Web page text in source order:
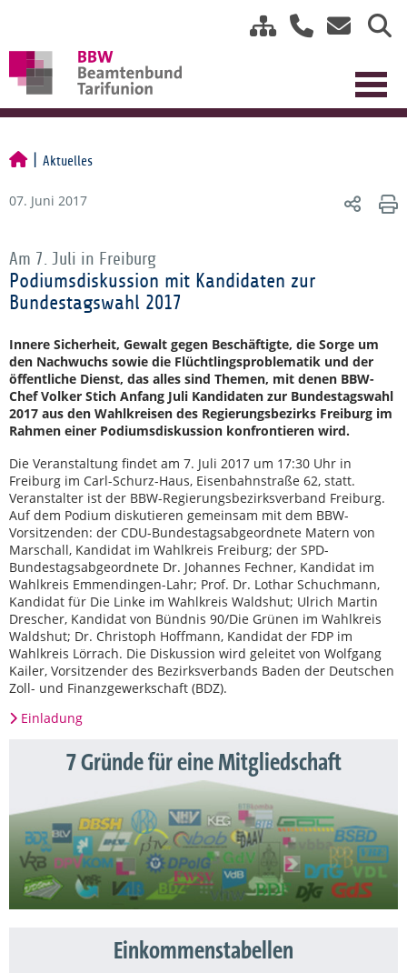
Aktuelles
07. Juni 2017
Am 7. Juli in Freiburg
Podiumsdiskussion mit Kandidaten zur
Bundestagswahl 2017
Innere Sicherheit, Gewalt gegen Beschäftigte, die Sorge um
den Nachwuchs sowie die Flüchtlingsproblematik und der
öffentliche Dienst, das alles sind Themen, mit denen BBW-
Chef Volker Stich Anfang Juli Kandidaten zur Bundestagswahl
2017 aus den Wahlkreisen des Regierungsbezirks Freiburg im
Rahmen einer Podiumsdiskussion konfrontieren wird.
Die Veranstaltung findet am 7. Juli 2017 um 17:30 Uhr in
Freiburg im Carl-Schurz-Haus, Eisenbahnstraße 62, statt.
Veranstalter ist der BBW-Regierungsbezirksverband Freiburg.
Auf dem Podium diskutieren gemeinsam mit dem BBW-
Vorsitzenden: der CDU-Bundestagsabgeordnete Matern von
Marschall, Kandidat im Wahlkreis Freiburg; der SPD-
Bundestagsabgeordnete Dr. Johannes Fechner, Kandidat im
Wahlkreis Emmendingen-Lahr; Prof. Dr. Lothar Schuchmann,
Kandidat für Die Linke im Wahlkreis Waldshut; Ulrich Martin
Drescher, Kandidat von Bündnis 90/Die Grünen im Wahlkreis
Waldshut; Dr. Christoph Hoffmann, Kandidat der FDP im
Wahlkreis Lörrach. Die Diskussion wird geleitet von Wolfgang
Kailer, Vorsitzender des Bezirksverbands Baden der Deutschen
Zoll- und Finanzgewerkschaft (BDZ).
Einladung
7 Gründe für eine Mitgliedschaft
Einkommenstabellen